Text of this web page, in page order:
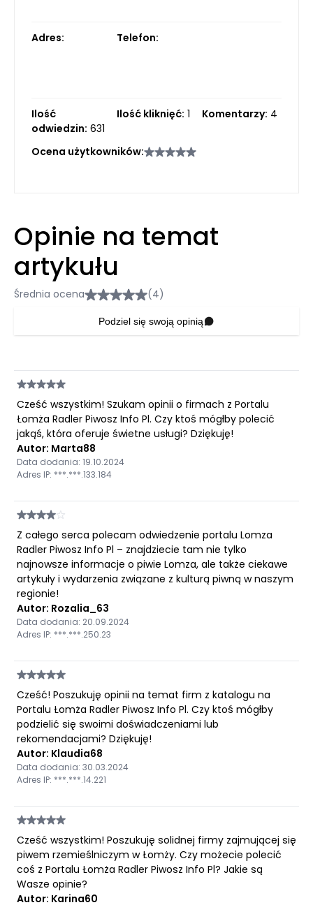
Adres: Telefon:
Ilość
odwiedzin: 631
Ilość kliknięć: 1 Komentarzy: 4
Ocena użytkowników:
Opinie na temat
artykułu
Średnia ocena (4)
Podziel się swoją opinią
Cześć wszystkim! Szukam opinii o firmach z Portalu
Łomża Radler Piwosz Info Pl. Czy ktoś mógłby polecić
jakąś, która oferuje świetne usługi? Dziękuję!
Autor: Marta88
Data dodania: 19.10.2024
Adres IP: ***.***.133.184
Z całego serca polecam odwiedzenie portalu Lomza
Radler Piwosz Info Pl – znajdziecie tam nie tylko
najnowsze informacje o piwie Lomza, ale także ciekawe
artykuły i wydarzenia związane z kulturą piwną w naszym
regionie!
Autor: Rozalia_63
Data dodania: 20.09.2024
Adres IP: ***.***.250.23
Cześć! Poszukuję opinii na temat firm z katalogu na
Portalu Łomża Radler Piwosz Info Pl. Czy ktoś mógłby
podzielić się swoimi doświadczeniami lub
rekomendacjami? Dziękuję!
Autor: Klaudia68
Data dodania: 30.03.2024
Adres IP: ***.***.14.221
Cześć wszystkim! Poszukuję solidnej firmy zajmującej się
piwem rzemieślniczym w Łomży. Czy możecie polecić
coś z Portalu Łomża Radler Piwosz Info Pl? Jakie są
Wasze opinie?
Autor: Karina60